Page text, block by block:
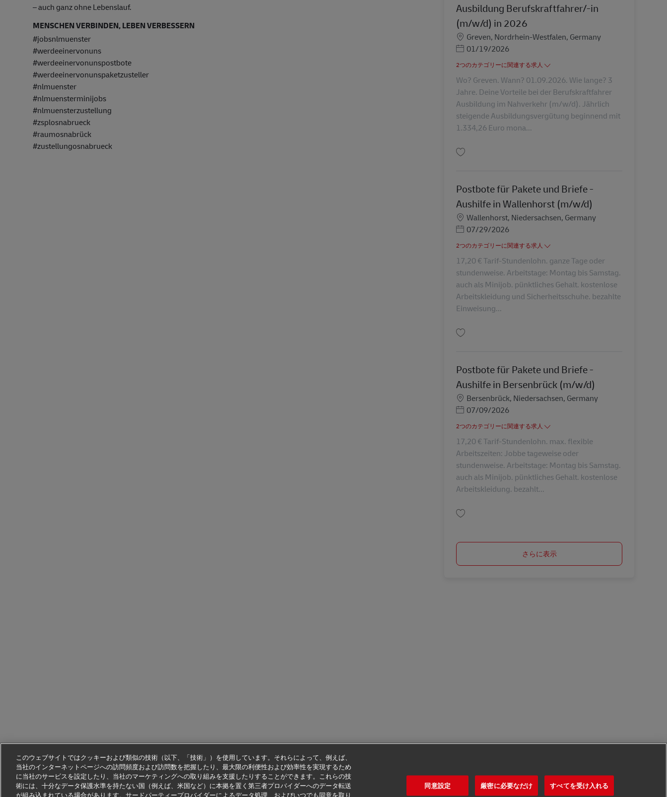
– auch ganz ohne Lebenslauf.
MENSCHEN VERBINDEN, LEBEN VERBESSERN
#jobsnlmuenster
#werdeeinervonuns
#werdeeinervonunspostbote
#werdeeinervonunspaketzusteller
#nlmuenster
#nlmuensterminijobs
#nlmuensterzustellung
#zsplosnabrueck
#raumosnabrück
#zustellungosnabrueck
Ausbildung Berufskraftfahrer/-in
(m/w/d) in 2026
勤務地
Greven, Nordrhein-Westfalen, Germany
Posted Date
01/19/2026
2つのカテゴリーに関連する求人
Wo? Greven. Wann? 01.09.2026. Wie lange? 3
Jahre. Deine Vorteile bei der Berufskraftfahrer
Ausbildung im Nahverkehr (m/w/d). Jährlich
steigende Ausbildungsvergütung beginnend mit
1.334,26 Euro mona...
Postbote für Pakete und Briefe -
Aushilfe in Wallenhorst (m/w/d)
勤務地
Wallenhorst, Niedersachsen, Germany
Posted Date
07/29/2026
2つのカテゴリーに関連する求人
17,20 € Tarif-Stundenlohn. ganze Tage oder
stundenweise. Arbeitstage: Montag bis Samstag.
auch als Minijob. pünktliches Gehalt. kostenlose
Arbeitskleidung und Sicherheitsschuhe. bezahlte
Einweisung...
Postbote für Pakete und Briefe -
Aushilfe in Bersenbrück (m/w/d)
勤務地
Bersenbrück, Niedersachsen, Germany
Posted Date
07/09/2026
2つのカテゴリーに関連する求人
17,20 € Tarif-Stundenlohn. max. flexible
Arbeitszeiten: Jobbe tageweise oder
stundenweise. Arbeitstage: Montag bis Samstag.
auch als Minijob. pünktliches Gehalt. kostenlose
Arbeitskleidung. bezahlt...
さらに表示
このウェブサイトではクッキーおよび類似の技術（以下、「技術」）を使用しています。それらによって、例えば、
当社のインターネットページへの訪問頻度および訪問数を把握したり、最大限の利便性および効率性を実現するため
に当社のサービスを設定したり、当社のマーケティングへの取り組みを支援したりすることができます。これらの技
術には、十分なデータ保護水準を持たない国（例えば、米国など）に本拠を置く第三者プロバイダーへのデータ転送
が組み込まれている場合があります。サードパーティープロバイダーによるデータ処理、およびいつでも同意を取り
同意設定 厳密に必要なだけ すべてを受け入れる